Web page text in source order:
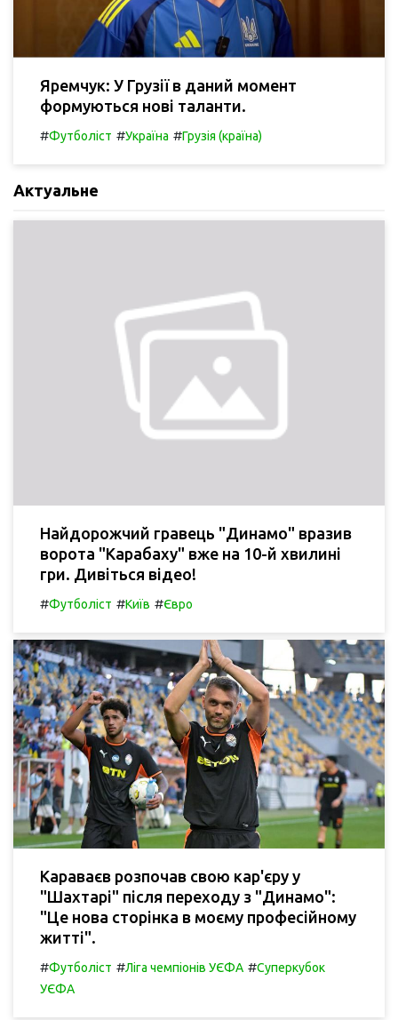
Яремчук: У Грузії в даний момент
формуються нові таланти.
#Футболіст #Україна #Грузія (країна)
Актуальне
Найдорожчий гравець "Динамо" вразив
ворота "Карабаху" вже на 10-й хвилині
гри. Дивіться відео!
#Футболіст #Київ #Євро
Караваєв розпочав свою кар'єру у
"Шахтарі" після переходу з "Динамо":
"Це нова сторінка в моєму професійному
житті".
#Футболіст #Ліга чемпіонів УЄФА #Суперкубок
УЄФА